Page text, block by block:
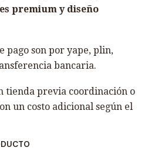
premium y diseño
pago son por yape, plin,
bancaria.
tienda previa coordinación o
un costo adicional según el